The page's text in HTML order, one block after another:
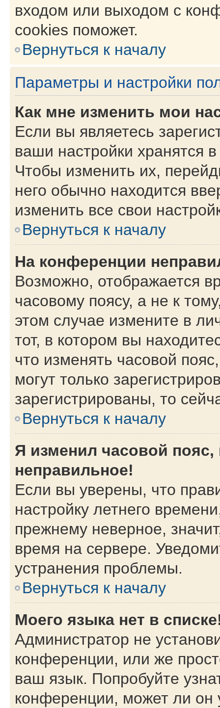
входом или выходом с
cookies поможет.
Вернуться к началу
Параметры и настройки
Как мне изменить мои
Если вы являетесь
ваши настройки хранятся
Чтобы изменить их,
него обычно находится
изменить все свои
Вернуться к началу
На конференции
Возможно, отображается
часовому поясу, а не к
этом случае измените в
тот, в котором вы
что изменять часовой
могут только
зарегистрированы, то
Вернуться к началу
Я изменил часовой
неправильное!
Если вы уверены, что
настройку летнего
прежнему неверное,
время на сервере.
устранения проблемы.
Вернуться к началу
Моего языка нет в
Администратор не
конференции, или же
ваш язык. Попробуйте
конференции, может ли он